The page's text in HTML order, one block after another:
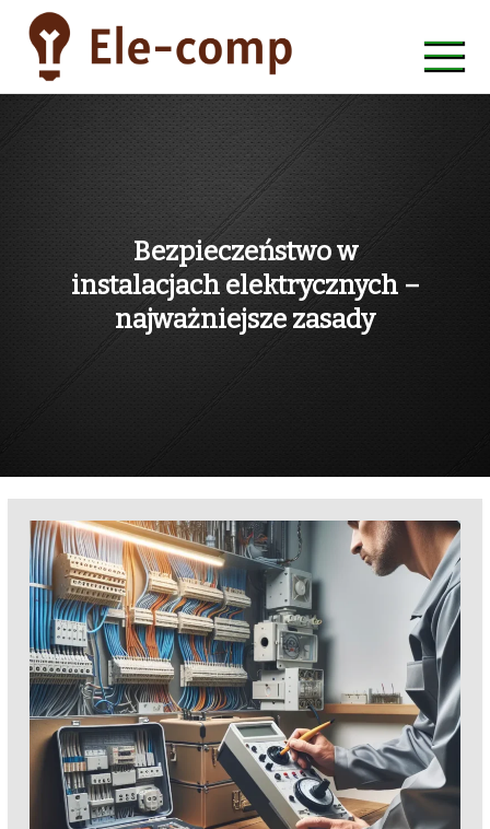
content
ele-comp
Bezpieczeństwo w
instalacjach elektrycznych –
najważniejsze zasady